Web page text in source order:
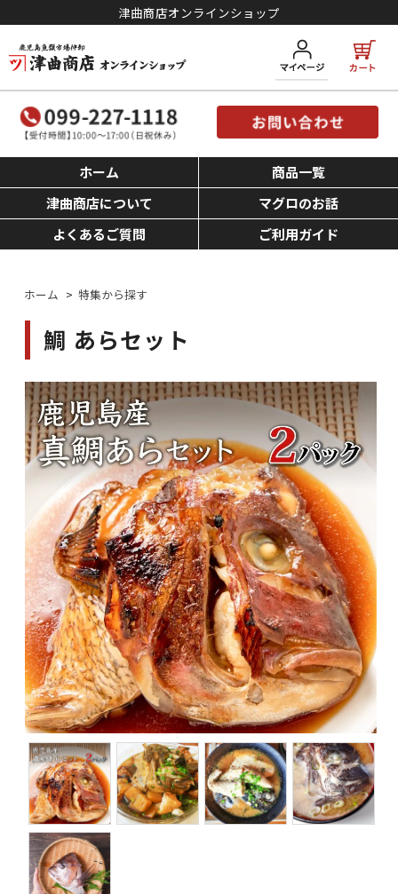
津曲商店オンラインショップ
ホーム
商品一覧
津曲商店について
マグロのお話
よくあるご質問
ご利用ガイド
ホーム > 特集から探す
鯛 あらセット